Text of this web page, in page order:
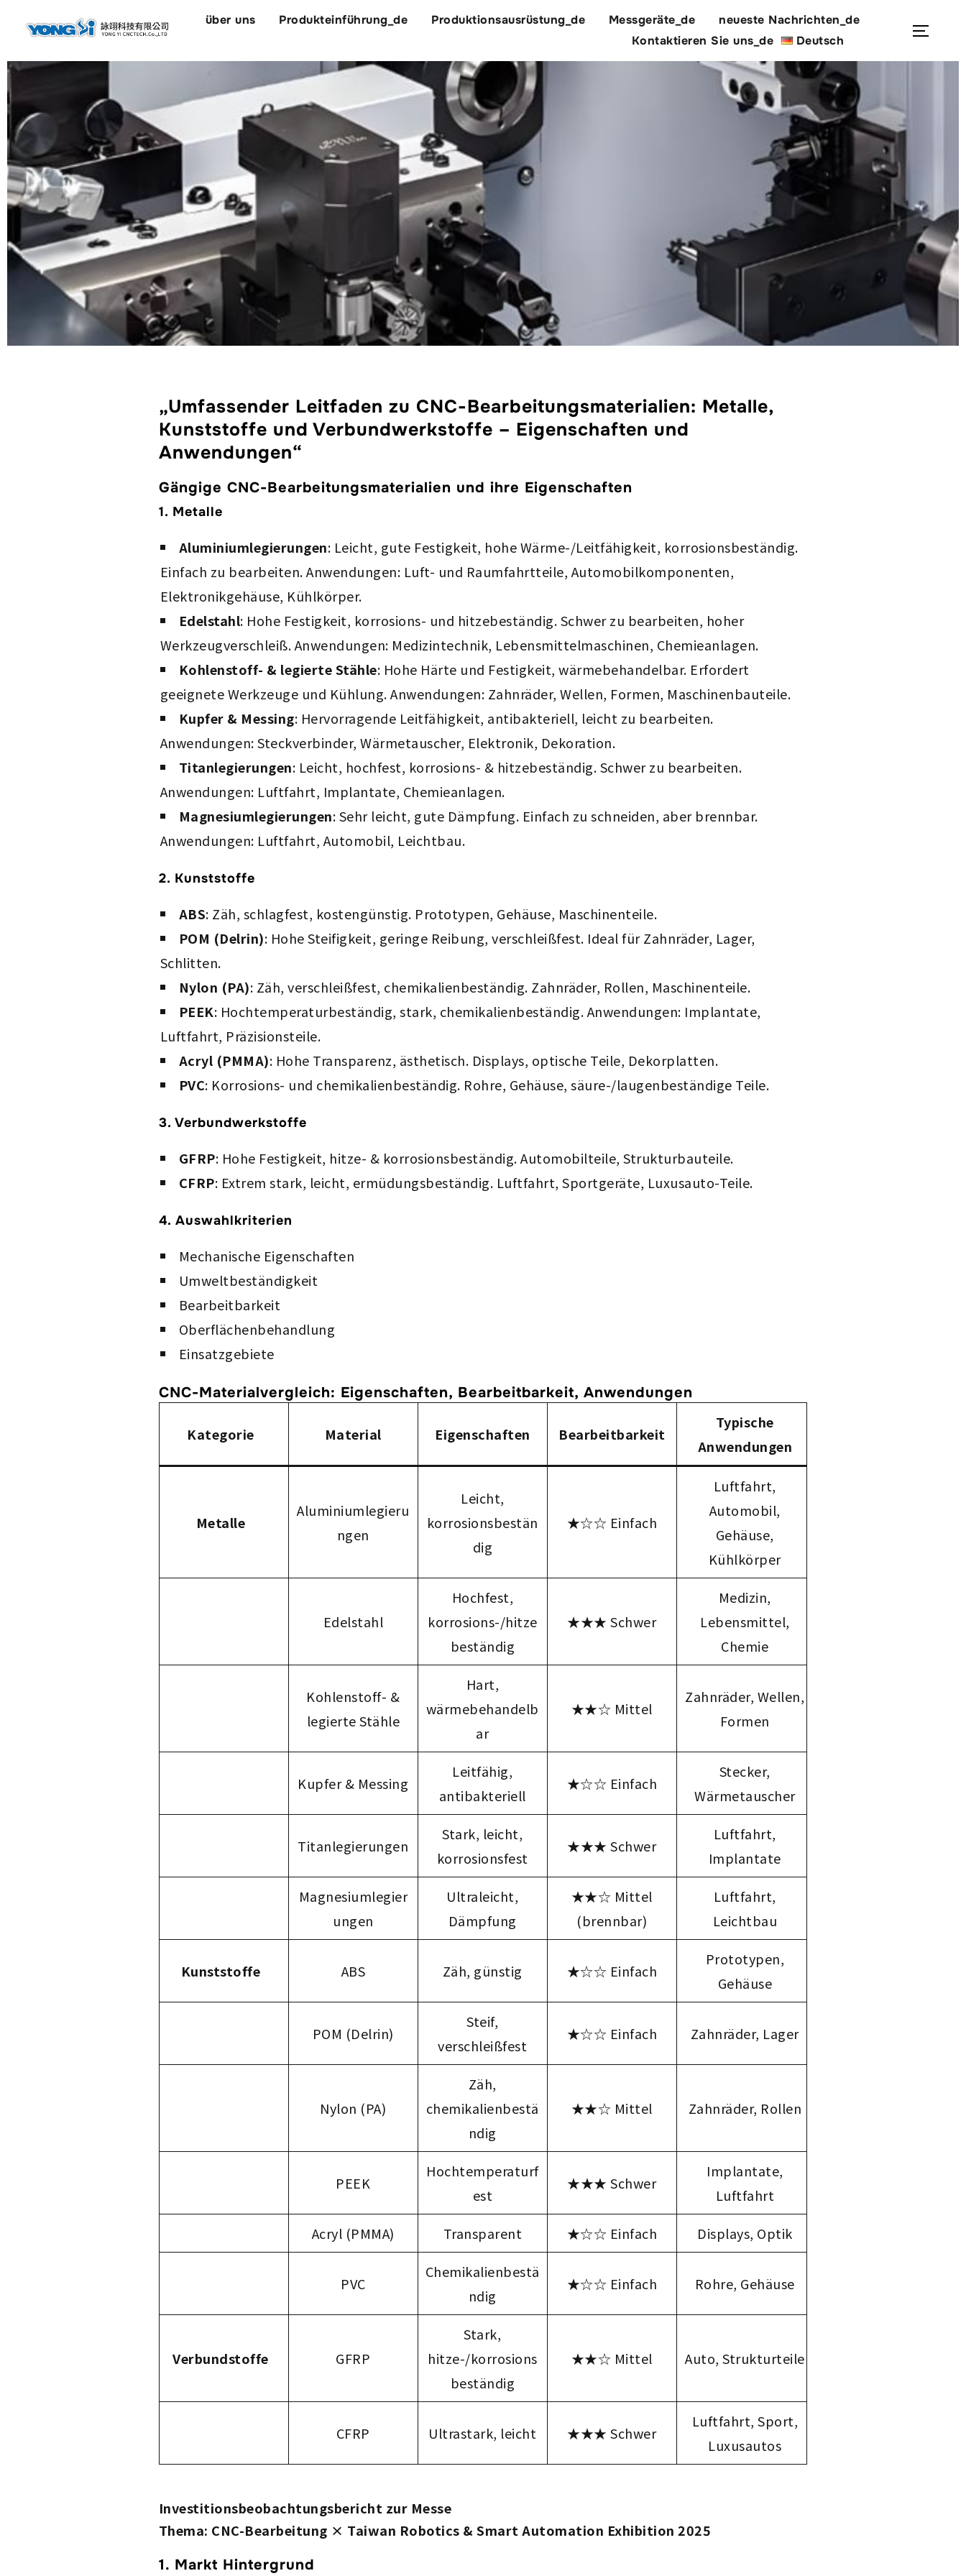
über uns Produkteinführung_de Produktionsausrüstung_de Messgeräte_de
neueste Nachrichten_de
Kontaktieren Sie uns_de
Deutsch
Suchen
„Umfassender Leitfaden zu CNC-Bearbeitungsmaterialien: Metalle,
Kunststoffe und Verbundwerkstoffe – Eigenschaften und
Anwendungen“
Gängige CNC-Bearbeitungsmaterialien und ihre Eigenschaften
1. Metalle
Aluminiumlegierungen: Leicht, gute Festigkeit, hohe Wärme-/Leitfähigkeit, korrosionsbeständig.
Einfach zu bearbeiten. Anwendungen: Luft- und Raumfahrtteile, Automobilkomponenten,
Elektronikgehäuse, Kühlkörper.
Edelstahl: Hohe Festigkeit, korrosions- und hitzebeständig. Schwer zu bearbeiten, hoher
Werkzeugverschleiß. Anwendungen: Medizintechnik, Lebensmittelmaschinen, Chemieanlagen.
Kohlenstoff- & legierte Stähle: Hohe Härte und Festigkeit, wärmebehandelbar. Erfordert
geeignete Werkzeuge und Kühlung. Anwendungen: Zahnräder, Wellen, Formen, Maschinenbauteile.
Kupfer & Messing: Hervorragende Leitfähigkeit, antibakteriell, leicht zu bearbeiten.
Anwendungen: Steckverbinder, Wärmetauscher, Elektronik, Dekoration.
Titanlegierungen: Leicht, hochfest, korrosions- & hitzebeständig. Schwer zu bearbeiten.
Anwendungen: Luftfahrt, Implantate, Chemieanlagen.
Magnesiumlegierungen: Sehr leicht, gute Dämpfung. Einfach zu schneiden, aber brennbar.
Anwendungen: Luftfahrt, Automobil, Leichtbau.
2. Kunststoffe
ABS: Zäh, schlagfest, kostengünstig. Prototypen, Gehäuse, Maschinenteile.
POM (Delrin): Hohe Steifigkeit, geringe Reibung, verschleißfest. Ideal für Zahnräder, Lager,
Schlitten.
Nylon (PA): Zäh, verschleißfest, chemikalienbeständig. Zahnräder, Rollen, Maschinenteile.
PEEK: Hochtemperaturbeständig, stark, chemikalienbeständig. Anwendungen: Implantate,
Luftfahrt, Präzisionsteile.
Acryl (PMMA): Hohe Transparenz, ästhetisch. Displays, optische Teile, Dekorplatten.
PVC: Korrosions- und chemikalienbeständig. Rohre, Gehäuse, säure-/laugenbeständige Teile.
3. Verbundwerkstoffe
GFRP: Hohe Festigkeit, hitze- & korrosionsbeständig. Automobilteile, Strukturbauteile.
CFRP: Extrem stark, leicht, ermüdungsbeständig. Luftfahrt, Sportgeräte, Luxusauto-Teile.
4. Auswahlkriterien
Mechanische Eigenschaften
Umweltbeständigkeit
Bearbeitbarkeit
Oberflächenbehandlung
Einsatzgebiete
CNC-Materialvergleich: Eigenschaften, Bearbeitbarkeit, Anwendungen
Kategorie Material Eigenschaften Bearbeitbarkeit
Typische
Anwendungen
Metalle
Aluminiumlegieru
ngen
Leicht,
korrosionsbestän
dig
★☆☆ Einfach
Luftfahrt,
Automobil,
Gehäuse,
Kühlkörper
Edelstahl
Hochfest,
korrosions-/hitze
beständig
★★★ Schwer
Medizin,
Lebensmittel,
Chemie
Kohlenstoff- &
legierte Stähle
Hart,
wärmebehandelb
ar
★★☆ Mittel
Zahnräder, Wellen,
Formen
Kupfer & Messing
Leitfähig,
antibakteriell
★☆☆ Einfach
Stecker,
Wärmetauscher
Titanlegierungen
Stark, leicht,
korrosionsfest
★★★ Schwer
Luftfahrt,
Implantate
Magnesiumlegier
ungen
Ultraleicht,
Dämpfung
★★☆ Mittel
(brennbar)
Luftfahrt,
Leichtbau
Kunststoffe ABS Zäh, günstig ★☆☆ Einfach
Prototypen,
Gehäuse
POM (Delrin)
Steif,
verschleißfest
★☆☆ Einfach Zahnräder, Lager
Nylon (PA)
Zäh,
chemikalienbestä
ndig
★★☆ Mittel Zahnräder, Rollen
PEEK
Hochtemperaturf
est
★★★ Schwer
Implantate,
Luftfahrt
Acryl (PMMA) Transparent ★☆☆ Einfach Displays, Optik
PVC
Chemikalienbestä
ndig
★☆☆ Einfach Rohre, Gehäuse
Verbundstoffe GFRP
Stark,
hitze-/korrosions
beständig
★★☆ Mittel Auto, Strukturteile
CFRP Ultrastark, leicht ★★★ Schwer
Luftfahrt, Sport,
Luxusautos
Investitionsbeobachtungsbericht zur Messe
Thema: CNC-Bearbeitung × Taiwan Robotics & Smart Automation Exhibition 2025
1. Markt Hintergrund